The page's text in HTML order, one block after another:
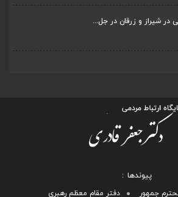
در شیراز و زرقان در جل...
پیوندها
جمهور دفتر مقام معظم رهبری